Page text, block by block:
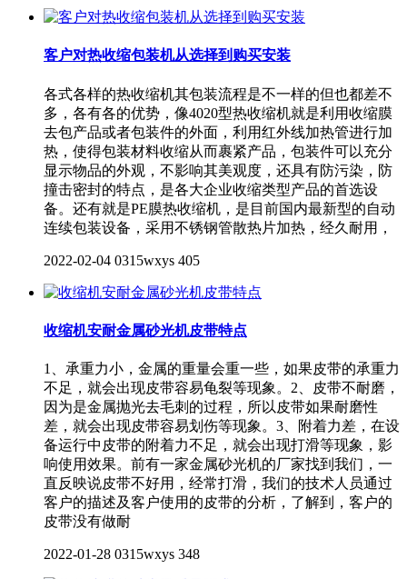
客户对热收缩包装机从选择到购买安装
各式各样的热收缩机其包装流程是不一样的但也都差不
多，各有各的优势，像4020型热收缩机就是利用收缩膜
去包产品或者包装件的外面，利用红外线加热管进行加
热，使得包装材料收缩从而裹紧产品，包装件可以充分
显示物品的外观，不影响其美观度，还具有防污染，防
撞击密封的特点，是各大企业收缩类型产品的首选设
备。还有就是PE膜热收缩机，是目前国内最新型的自动
连续包装设备，采用不锈钢管散热片加热，经久耐用，
2022-02-04 0315wxys 405
收缩机安耐金属砂光机皮带特点
1、承重力小，金属的重量会重一些，如果皮带的承重力
不足，就会出现皮带容易龟裂等现象。2、皮带不耐磨，
因为是金属抛光去毛刺的过程，所以皮带如果耐磨性
差，就会出现皮带容易划伤等现象。3、附着力差，在设
备运行中皮带的附着力不足，就会出现打滑等现象，影
响使用效果。前有一家金属砂光机的厂家找到我们，一
直反映说皮带不好用，经常打滑，我们的技术人员通过
客户的描述及客户使用的皮带的分析，了解到，客户的
皮带没有做耐
2022-01-28 0315wxys 348